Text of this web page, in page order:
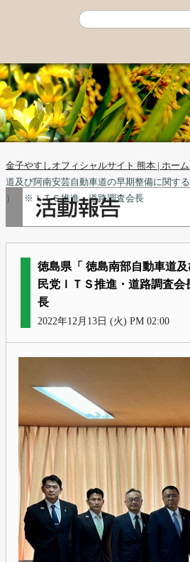
金子やすしオフィシャルサイト 熊本 | ホー
道及び阿南安芸自動車道の早期整備に関す
） ※ＩＴＳ推進・道路調査会長
徳島県「 徳島南部自動車道
民党ＩＴＳ推進・道路調査
長
2022年12月13日 (火) PM 02:00